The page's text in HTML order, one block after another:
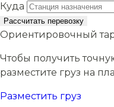
Куда
Рассчитать перевозку
Ориентировочный
Чтобы получить
разместите груз на
Разместить груз